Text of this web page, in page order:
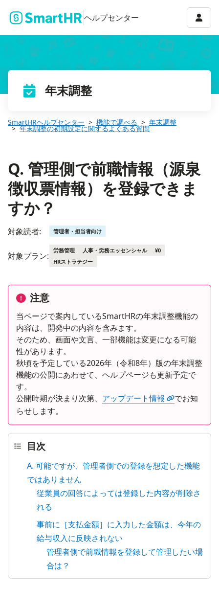
ヘルプセンター アカ
年末調整
SmartHRヘルプセンター 機能で調べる 年末調整
年末調整の初期設定に関するよくある質問
Q. 管理側で前職情報（源泉
徴収票情報）を登録できま
すか？
対象読者: 管理者・担当者向け
対象プラン:
労務管理 人事・労務エッセンシャル
¥0
HRストラテジー
注意
当ページで案内しているSmartHRの年末調整機能の
内容は、開発中の内容を含みます。
そのため、画面や文言、一部機能は変更になる可能
性があります。
秋頃を予定している2026年（令和8年）版の年末調整
機能の公開にあわせて、ヘルプページも更新予定で
す。
公開時期が決まり次第、 アップデート情報
でお知
らせします。
目次
A. 可能ですが、管理者側での登録を想定した機能
ではありません
従業員の回答によっては登録した内容が削除さ
れる
事前に［支払金額］に入力した金額は、今年の
給与収入に反映されない
管理者側で前職情報を登録して管理したい場
合は？